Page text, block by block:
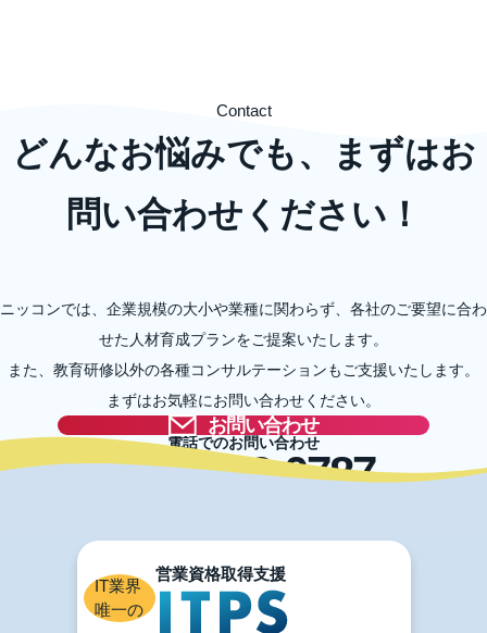
どんなお悩みでも、まずはお
問い合わせください！
Contact
ニッコンでは、企業規模の大小や業種に関わらず、各社のご要望に合わ
せた人材育成プランをご提案いたします。
また、教育研修以外の各種コンサルテーションもご支援いたします。
まずはお気軽にお問い合わせください。
お問い合わせ
電話でのお問い合わせ
03-5996-0787
IT業界
唯一の